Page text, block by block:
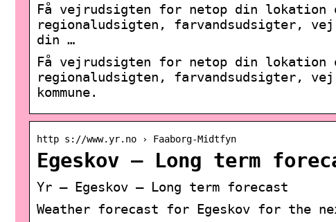
Få vejrudsigten for netop din lokation
regionaludsigten, farvandsudsigter,
din …
Få vejrudsigten for netop din lokation
regionaludsigten, farvandsudsigter,
kommune.
http s://www.yr.no › Faaborg-Midtfyn
Egeskov – Long term
Yr – Egeskov – Long term forecast
Weather forecast for Egeskov for the